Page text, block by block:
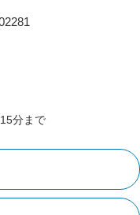
分まで